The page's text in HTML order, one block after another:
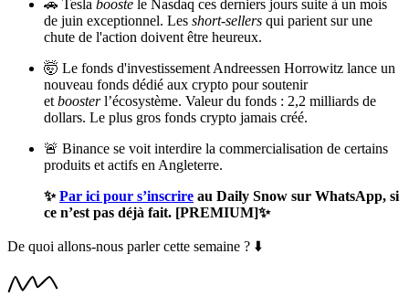
🚗 Tesla booste le Nasdaq ces derniers jours suite à un mois
de juin exceptionnel. Les short-sellers qui parient sur une
chute de l'action doivent être heureux.
🤯 Le fonds d'investissement Andreessen Horrowitz lance un
nouveau fonds dédié aux crypto pour soutenir
et boosterl’écosystème. Valeur du fonds : 2,2 milliards de
dollars. Le plus gros fonds crypto jamais créé.
🚨 Binance se voit interdire la commercialisation de certains
produits et actifs en Angleterre.
✨Par ici pour s’inscrire au Daily Snow sur WhatsApp, si
ce n’est pas déjà fait. [PREMIUM]✨
De quoi allons-nous parler cette semaine ? ⬇️